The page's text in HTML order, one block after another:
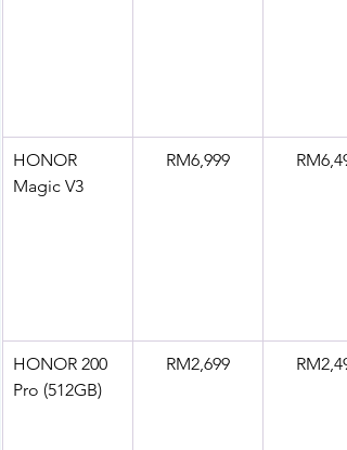
HONOR
Magic V3
RM6,999
HONOR 200
Pro (512GB)
RM2,699